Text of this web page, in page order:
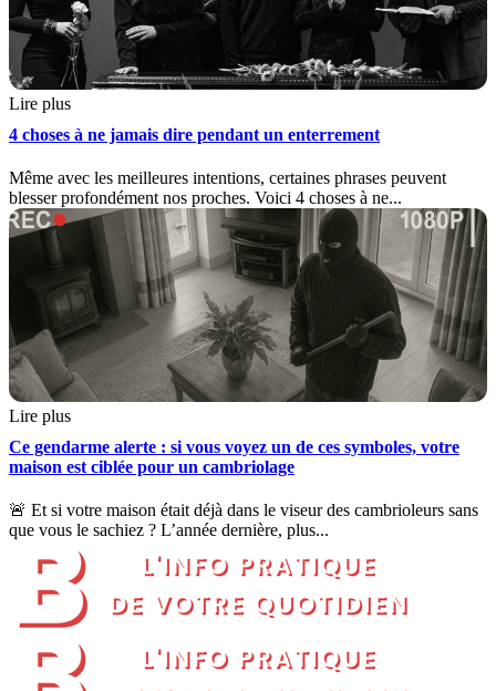
Lire plus
4 choses à ne jamais dire pendant un enterrement
Même avec les meilleures intentions, certaines phrases peuvent
blesser profondément nos proches. Voici 4 choses à ne...
Lire plus
Ce gendarme alerte : si vous voyez un de ces symboles, votre
maison est ciblée pour un cambriolage
🚨 Et si votre maison était déjà dans le viseur des cambrioleurs sans
que vous le sachiez ? L’année dernière, plus...